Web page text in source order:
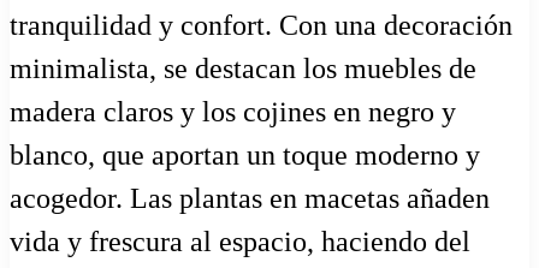
tranquilidad y confort. Con una decoración
minimalista, se destacan los muebles de
madera claros y los cojines en negro y
blanco, que aportan un toque moderno y
acogedor. Las plantas en macetas añaden
vida y frescura al espacio, haciendo del